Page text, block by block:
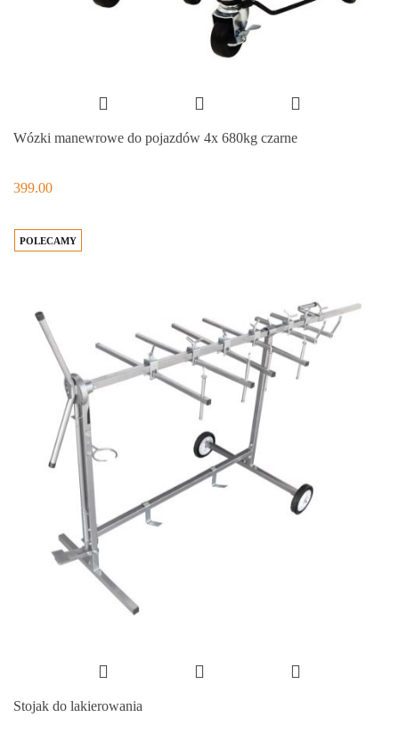
Wózki manewrowe do pojazdów 4x 680kg czarne
399.00
POLECAMY
Stojak do lakierowania